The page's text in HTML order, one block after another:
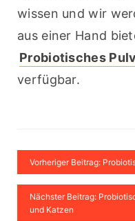
wissen und wir
Probiotisches
verfügbar.
Vorheriger Beitrag:
Nächster Beitrag:
und Katzen